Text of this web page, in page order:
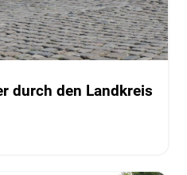
durch den Landkreis